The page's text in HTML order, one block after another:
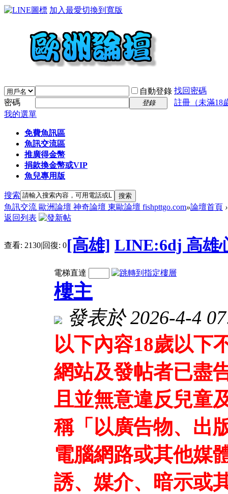
加入最愛切換到寬版
自動登錄 找回密碼
密碼
登錄
註冊（未滿18
我的選單
免費魚訊區
魚訊交流區
推廣得金幣
捐款換金幣或VIP
魚兒專用版
搜索 搜索
魚訊交流 歐洲論壇 神奇論壇 東歐論壇 fishpttgo.com»論壇首頁 ›
返回列表
查看: 2130|回復: 0[高雄] LINE:6dj 高雄
電梯直達
樓主
發表於 2026-4-4
以下內容18歲以下
網站及發帖者已盡
且並無意違反兒童
稱「以廣告物、出
電腦網路或其他媒
誘、媒介、暗示或